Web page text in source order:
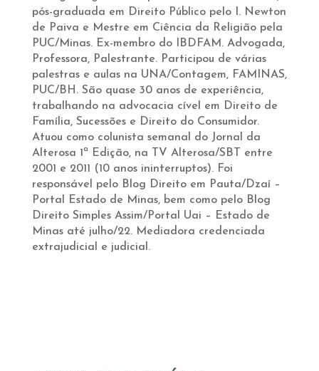
pós-graduada em Direito Público pelo I. Newton
de Paiva e Mestre em Ciência da Religião pela
PUC/Minas. Ex-membro do IBDFAM. Advogada,
Professora, Palestrante. Participou de várias
palestras e aulas na UNA/Contagem, FAMINAS,
PUC/BH. São quase 30 anos de experiência,
trabalhando na advocacia cível em Direito de
Família, Sucessões e Direito do Consumidor.
Atuou como colunista semanal do Jornal da
Alterosa 1ª Edição, na TV Alterosa/SBT entre
2001 e 2011 (10 anos ininterruptos). Foi
responsável pelo Blog Direito em Pauta/Dzaí –
Portal Estado de Minas, bem como pelo Blog
Direito Simples Assim/Portal Uai – Estado de
Minas até julho/22. Mediadora credenciada
extrajudicial e judicial.